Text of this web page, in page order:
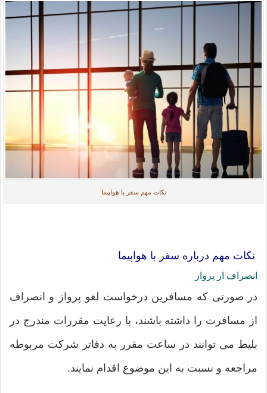
نکات مهم سفر با هواپیما
نکات مهم درباره سفر با هواپیما
انصراف از پرواز
در صورتی که مسافرین درخواست لغو پرواز و انصراف
از مسافرت را داشته باشند، با رعایت مقررات مندرج در
بلیط می توانند در ساعت مقرر به دفاتر شرکت مربوطه
مراجعه و نسبت به این موضوع اقدام نمایند.